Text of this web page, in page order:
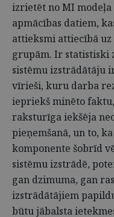
izrietēt no MI
apmācības datiem,
attieksmi attiecībā
grupām. Ir statistiski
sistēmu izstrādātāju
vīrieši, kuru darba
iepriekš minēto
raksturīga iekšēja
pieņemšanā, un to,
komponente šobrīd
sistēmu izstrādē,
gan dzimuma, gan
izstrādātājiem
būtu jābalsta